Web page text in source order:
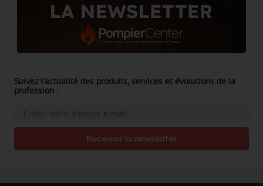
Suivez l'actualité des produits, services et évolutions de la
profession :
Recevoir la newsletter